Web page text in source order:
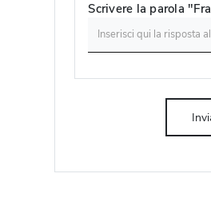
Scrivere la parola